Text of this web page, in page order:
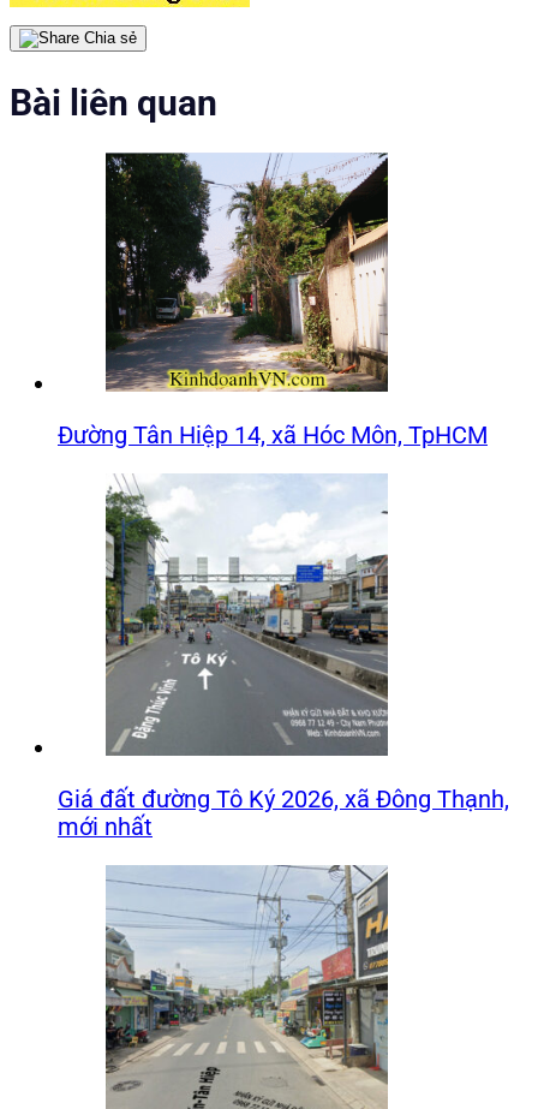
Chia sẻ
Bài liên quan
Đường Tân Hiệp 14, xã Hóc Môn, TpHCM
Giá đất đường Tô Ký 2026, xã Đông Thạnh,
mới nhất